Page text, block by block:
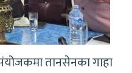
तानसेनका गाहा